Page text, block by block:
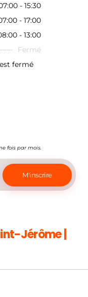
- 15:30
- 17:00
- 13:00
Fermé
fermé
fois par mois.
Jérôme |